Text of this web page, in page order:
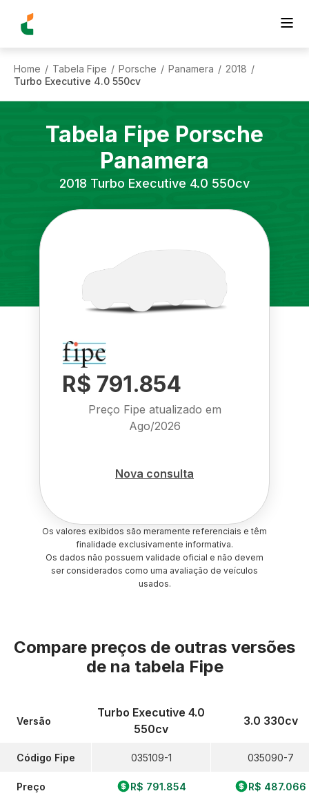
Home / Tabela Fipe / Porsche / Panamera / 2018 /
Turbo Executive 4.0 550cv
Tabela Fipe Porsche
Panamera
2018 Turbo Executive 4.0 550cv
R$ 791.854
Preço Fipe atualizado em
Ago/2026
Nova consulta
Os valores exibidos são meramente referenciais e têm
finalidade exclusivamente informativa.
Os dados não possuem validade oficial e não devem
ser considerados como uma avaliação de veículos
usados.
Compare preços de outras versões
de na tabela Fipe
Versão
Código Fipe
Preço
Turbo Executive 4.0
550cv
035109-1
R$ 791.854
3.0 330cv
035090-7
R$ 487.066